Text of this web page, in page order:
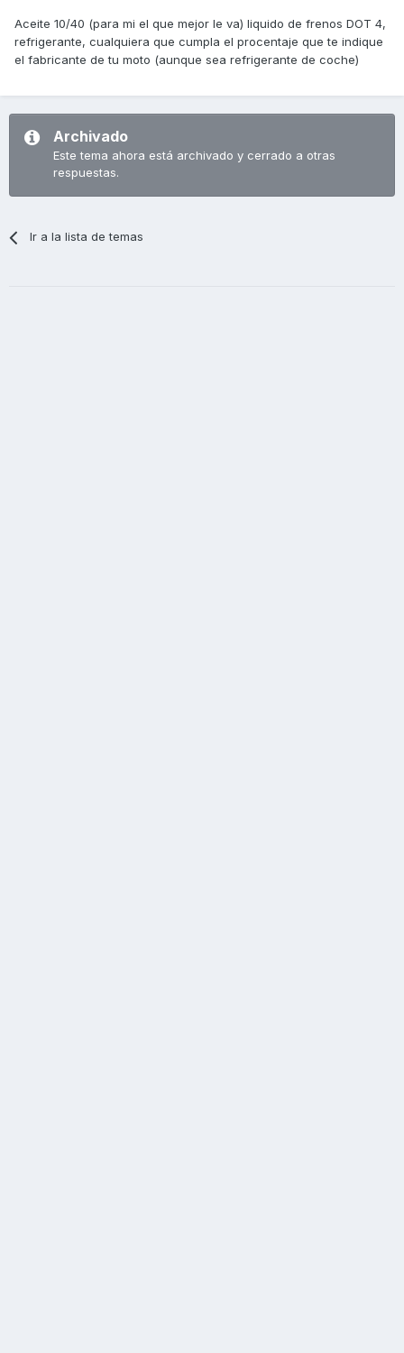
Aceite 10/40 (para mi el que mejor le va) liquido de frenos DOT 4,
refrigerante, cualquiera que cumpla el procentaje que te indique
el fabricante de tu moto (aunque sea refrigerante de coche)
Archivado
Este tema ahora está archivado y cerrado a otras
respuestas.
Ir a la lista de temas